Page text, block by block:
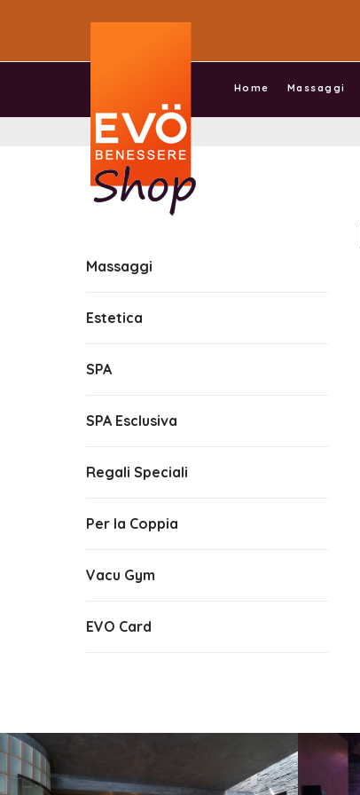
Home Massaggi
Massaggi
Estetica
SPA
SPA Esclusiva
Regali Speciali
Per la Coppia
Vacu Gym
EVO Card